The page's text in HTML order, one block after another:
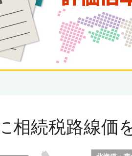
相続税路線価